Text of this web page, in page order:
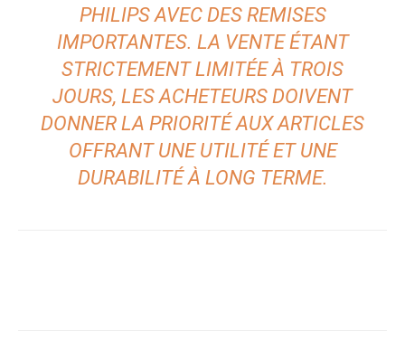
PHILIPS AVEC DES REMISES
IMPORTANTES. LA VENTE ÉTANT
STRICTEMENT LIMITÉE À TROIS
JOURS, LES ACHETEURS DOIVENT
DONNER LA PRIORITÉ AUX ARTICLES
OFFRANT UNE UTILITÉ ET UNE
DURABILITÉ À LONG TERME.